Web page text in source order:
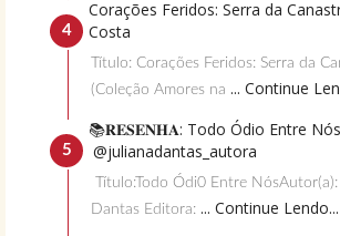
Corações Feridos: Serra da
Costa
Título: Corações Feridos: Serra da
(Coleção Amores na ... Continue
📚𝐑𝐄𝐒𝐄𝐍𝐇𝐀: Todo Ódio Entre
@julianadantas_autora
Título:Todo Ódi0 Entre NósAutor(a):
Dantas Editora: ... Continue Lendo...